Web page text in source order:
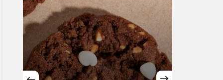
Gündüz Modu
Gündüz modunu seçin.
Gece Modu
Gece modunu seçin.